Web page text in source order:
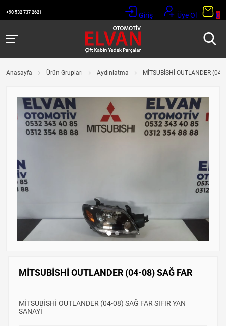
+90 532 737 2621 Giriş Üye Ol 0
Anasayfa Ürün Grupları Aydınlatma MİTSUBİSHİ OUTLANDER (04-
MİTSUBİSHİ OUTLANDER (04-08) SAĞ FAR
MİTSUBİSHİ OUTLANDER (04-08) SAĞ FAR SIFIR YAN
SANAYİ